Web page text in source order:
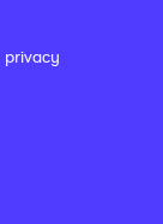
privacy